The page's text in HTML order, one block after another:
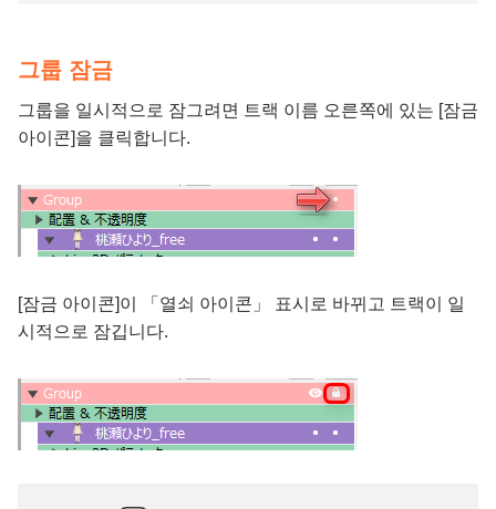
그룹 잠금
그룹을 일시적으로 잠그려면 트랙 이름 오른쪽에 있는 [잠금
아이콘]을 클릭합니다.
[잠금 아이콘]이 「열쇠 아이콘」 표시로 바뀌고 트랙이 일
시적으로 잠깁니다.